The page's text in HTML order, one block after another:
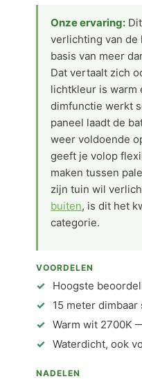
Onze ervaring:
verlichting van de
basis van meer
Dat vertaalt zich
lichtkleur is warm
dimfunctie werkt
paneel laadt de
weer voldoende
geeft je volop
maken tussen
zijn tuin wil
buiten, is dit het
categorie.
VOORDELEN
Hoogste
15 meter
Warm wit 2700K
Waterdicht, ook
NADELEN